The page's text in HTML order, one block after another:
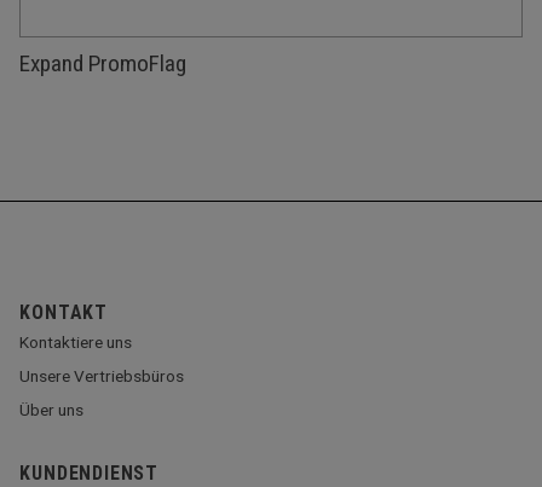
Expand PromoFlag
KONTAKT
Kontaktiere uns
Unsere Vertriebsbüros
Über uns
KUNDENDIENST